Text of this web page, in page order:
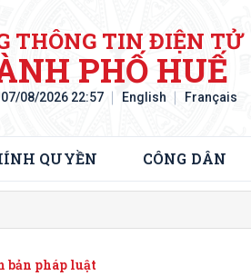
THÔNG TIN ĐIỆN TỬ
PHỐ HUẾ
08/2026 22:57 English Français
QUYỀN CÔNG DÂN
bản pháp luật